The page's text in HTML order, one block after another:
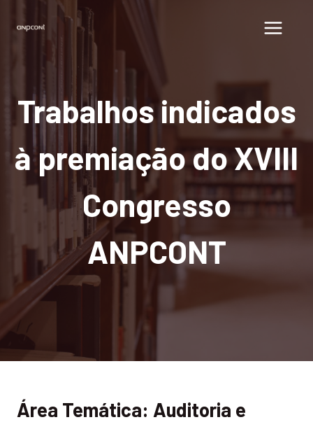
para
Trabalhos indicados
à premiação do XVIII
Congresso
ANPCONT
Área Temática: Auditoria e